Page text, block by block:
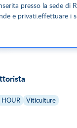
presso la sede di
e privati.effettuare i
Viticulture